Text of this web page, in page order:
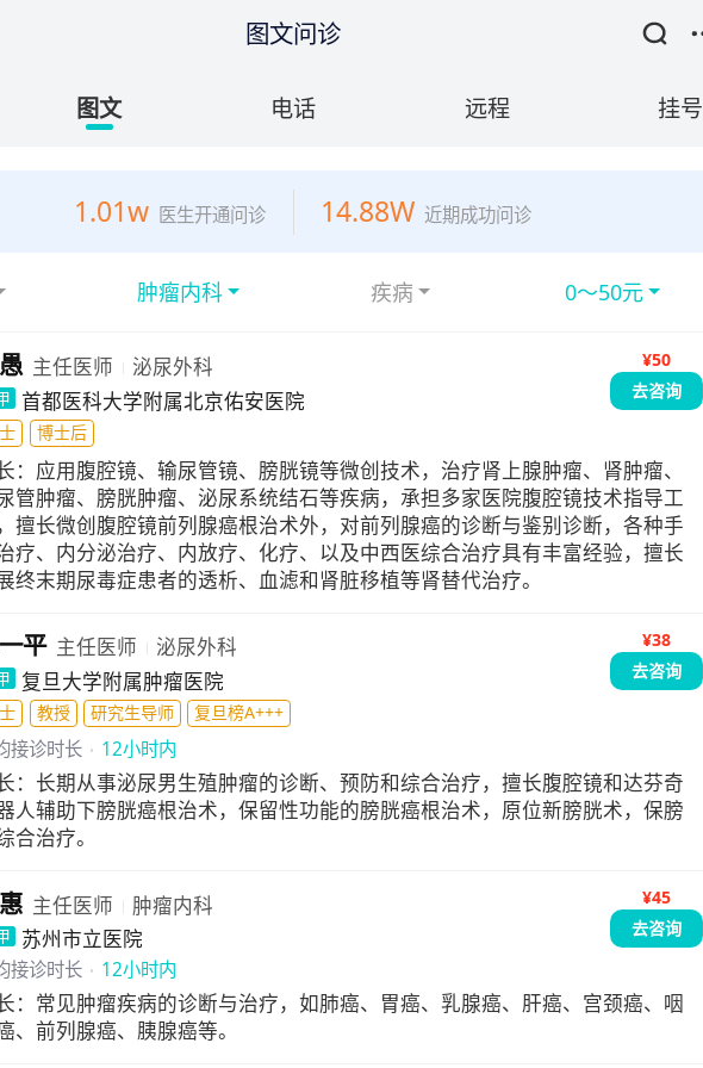
图文问诊
图文 电话 远程 挂号
1.01w 医生开通问诊 14.88W 近期成功问诊
肿瘤内科 疾病 0～50元
主任医师 泌尿外科
首都医科大学附属北京佑安医院
¥50
去咨询
博士后
： 应用腹腔镜、输尿管镜、膀胱镜等微创技术，治疗肾上腺肿瘤、肾肿瘤、
管肿瘤、膀胱肿瘤、泌尿系统结石等疾病，承担多家医院腹腔镜技术指导工
擅长微创腹腔镜前列腺癌根治术外，对前列腺癌的诊断与鉴别诊断，各种手
疗、内分泌治疗、内放疗、化疗、以及中西医综合治疗具有丰富经验，擅长
终末期尿毒症患者的透析、血滤和肾脏移植等肾替代治疗。
平 主任医师 泌尿外科
复旦大学附属肿瘤医院
¥38
去咨询
教授 研究生导师 复旦榜A+++
接诊时长 12小时内
： 长期从事泌尿男生殖肿瘤的诊断、预防和综合治疗，擅长腹腔镜和达芬奇
人辅助下膀胱癌根治术，保留性功能的膀胱癌根治术，原位新膀胱术，保膀
合治疗。
主任医师 肿瘤内科
苏州市立医院
¥45
去咨询
接诊时长 12小时内
： 常见肿瘤疾病的诊断与治疗，如肺癌、胃癌、乳腺癌、肝癌、宫颈癌、咽
、前列腺癌、胰腺癌等。